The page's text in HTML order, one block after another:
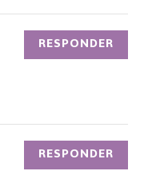
RESPONDER
RESPONDER